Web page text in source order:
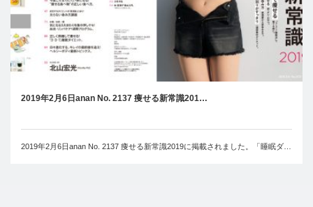
2019年2月6日anan No. 2137 痩せる新常識201…
2019年2月6日anan No. 2137 痩せる新常識2019に掲載されました。「睡眠ダ…